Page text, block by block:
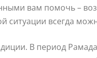
вам помочь –
ситуации всегда
В период